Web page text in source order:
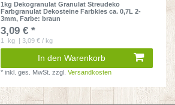
1kg Dekogranulat Granulat Streudeko
Farbgranulat Dekosteine Farbkies ca. 0,7L 2-
3mm, Farbe: braun
3,09 € *
1 kg | 3,09 € / kg
In den Warenkorb
*inkl. ges. MwSt. zzgl.Versandkosten